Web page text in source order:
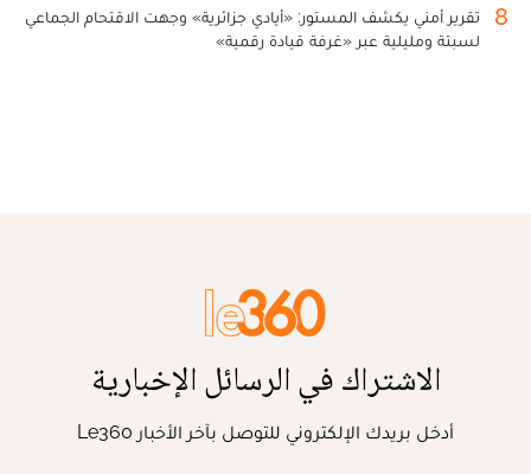
8
تقرير أمني يكشف المستور: «أيادي جزائرية» وجهت الاقتحام الجماعي
لسبتة ومليلية عبر «غرفة قيادة رقمية»
الاشتراك في الرسائل الإخبارية
أدخل بريدك الإلكتروني للتوصل بآخر الأخبار Le360